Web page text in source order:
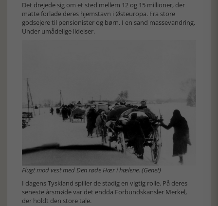
Det drejede sig om et sted mellem 12 og 15 millioner, der
måtte forlade deres hjemstavn i Østeuropa. Fra store
godsejere til pensionister og børn. I en sand massevandring.
Under umådelige lidelser.
Flugt mod vest med Den røde Hær i hælene. (Genet)
I dagens Tyskland spiller de stadig en vigtig rolle. På deres
seneste årsmøde var det endda Forbundskansler Merkel,
der holdt den store tale.